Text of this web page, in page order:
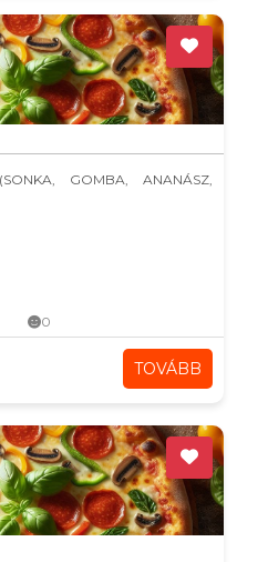
GOMBA, ANANÁSZ,
0
TOVÁBB